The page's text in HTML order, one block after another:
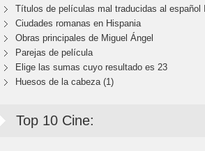
Títulos de películas mal traducidas al español II
Ciudades romanas en Hispania
Obras principales de Miguel Ángel
Parejas de película
Elige las sumas cuyo resultado es 23
Huesos de la cabeza (1)
Top 10 Cine: